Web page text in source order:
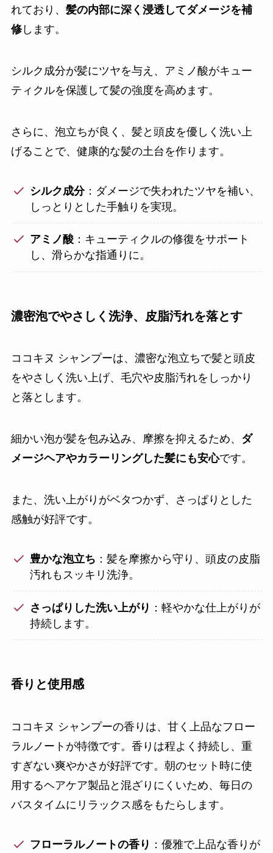
れており、 髪の内部に深く浸透してダメージを補
修します。
シルク成分が髪にツヤを与え、アミノ酸がキュー
ティクルを保護して髪の強度を高めます。
さらに、泡立ちが良く、髪と頭皮を優しく洗い上
げることで、健康的な髪の土台を作ります。
シルク成分：ダメージで失われたツヤを補い、
しっとりとした手触りを実現。
アミノ酸 ：キューティクルの修復をサポート
し、滑らかな指通りに。
濃密泡でやさしく洗浄、皮脂汚れを落とす
ココキヌ シャンプーは、濃密な泡立ちで髪と頭皮
をやさしく洗い上げ、毛穴や皮脂汚れをしっかり
と落とします。
細かい泡が髪を包み込み、摩擦を抑えるため、 ダ
メージヘアやカラーリングした髪にも安心です。
また、洗い上がりがベタつかず、さっぱりとした
感触が好評です。
豊かな泡立ち ：髪を摩擦から守り、頭皮の皮脂
汚れもスッキリ洗浄。
さっぱりした洗い上がり ：軽やかな仕上がりが
持続します。
香りと使用感
ココキヌ シャンプーの香りは、甘く上品なフロー
ラルノートが特徴です。香りは程よく持続し、重
すぎない爽やかさが好評です。朝のセット時に使
用するヘアケア製品と混ざりにくいため、毎日の
バスタイムにリラックス感をもたらします。
フローラルノートの香り ：優雅で上品な香りが